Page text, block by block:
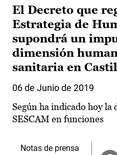
El Decreto que
Estrategia de
supondrá un
dimensión
sanitaria en
06 de Junio de 2019
Según ha indicado hoy la
SESCAM en funciones
Notas de prensa